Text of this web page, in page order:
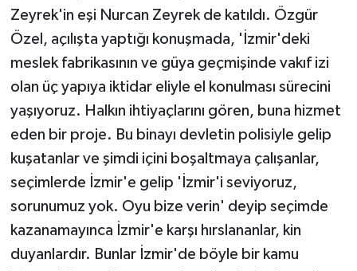
Zeyrek'in eşi Nurcan Zeyrek de katıldı. Özgür
Özel, açılışta yaptığı konuşmada, 'İzmir'deki
meslek fabrikasının ve güya geçmişinde vakıf izi
olan üç yapıya iktidar eliyle el konulması sürecini
yaşıyoruz. Halkın ihtiyaçlarını gören, buna hizmet
eden bir proje. Bu binayı devletin polisiyle gelip
kuşatanlar ve şimdi içini boşaltmaya çalışanlar,
seçimlerde İzmir'e gelip 'İzmir'i seviyoruz,
sorunumuz yok. Oyu bize verin' deyip seçimde
kazanamayınca İzmir'e karşı hırslananlar, kin
duyanlardır. Bunlar İzmir'de böyle bir kamu